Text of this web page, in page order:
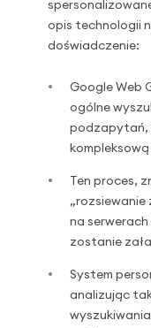
opis technologii
doświadczenie:
Google Web
ogólne
podzapytań,
Ten proces,
„rozsiewanie
na
zostanie
System
analizując